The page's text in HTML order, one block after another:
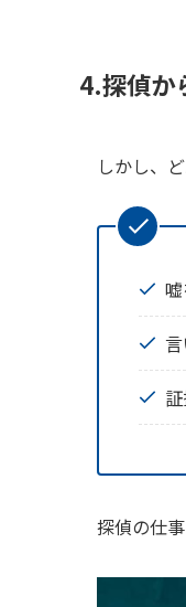
4.探偵か
しかし、
探偵の仕